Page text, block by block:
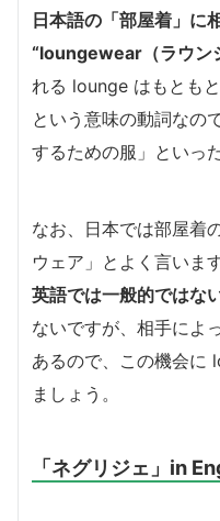
日本語の「部屋着」に
“loungewear（ラウン
れる lounge はもとも
という意味の動詞なの
するための服」といっ
なお、日本では部屋着
ウェア」とよく言います
英語では一般的ではな
ないですが、相手によ
あるので、この機会に
ましょう。
「ネグリジェ」in